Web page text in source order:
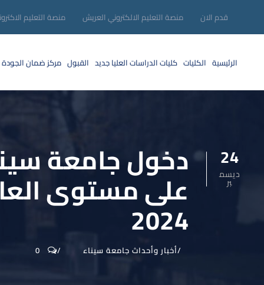
قدم الان منصة التعليم الالكتروني العريش منصة التعليم
الرئيسية الكليات كليات الدراسات العلياجديد القبول مركز ضمان الجودة
24
ديسم
بر دخول جامعة
على مستوى
2024
أخبار وأحداث جامعة سيناء 0